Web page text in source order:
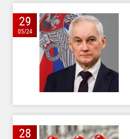
29
05/24
28